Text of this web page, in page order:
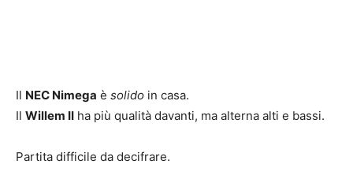
Il NEC Nimega è solido in casa.
Il Willem II ha più qualità davanti, ma alterna alti e bassi.
Partita difficile da decifrare.